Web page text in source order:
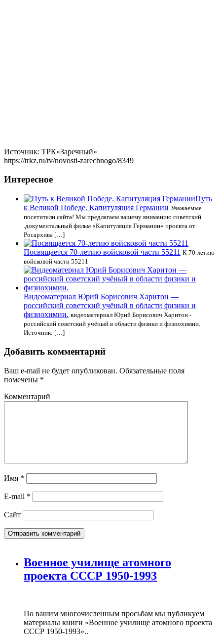
Источник: ТРК»Заречный»
https://trkz.ru/tv/novosti-zarechnogo/8349
Интересное
Путь
к Великой Победе. Капитуляция Германии Уважаемые
посетители сайта! Мы предлагаем вашему вниманию советский
.документальный фильм «Капитуляция Германии» проекта от
Росархива […]
Посвящается 70-летию войсковой части 55211 К 70-летию
войсковой части 55211
Видеоматериал Юрий Борисович Харитон —
российский советский учёный в области физики и
физиохимии. видеоматериал Юрий Борисович Харитон -
российский советский учёный в области физики и физиохимии.
Источник: […]
Добавить комментарий
Ваш e-mail не будет опубликован. Обязательные поля
помечены *
Комментарий
Имя *
E-mail *
Сайт
Военное училище атомного
проекта СССР 1950-1993
По вашим многочисленным просьбам мы публикуем
материалы книги «Военное училище атомного проекта
СССР 1950-1993»..